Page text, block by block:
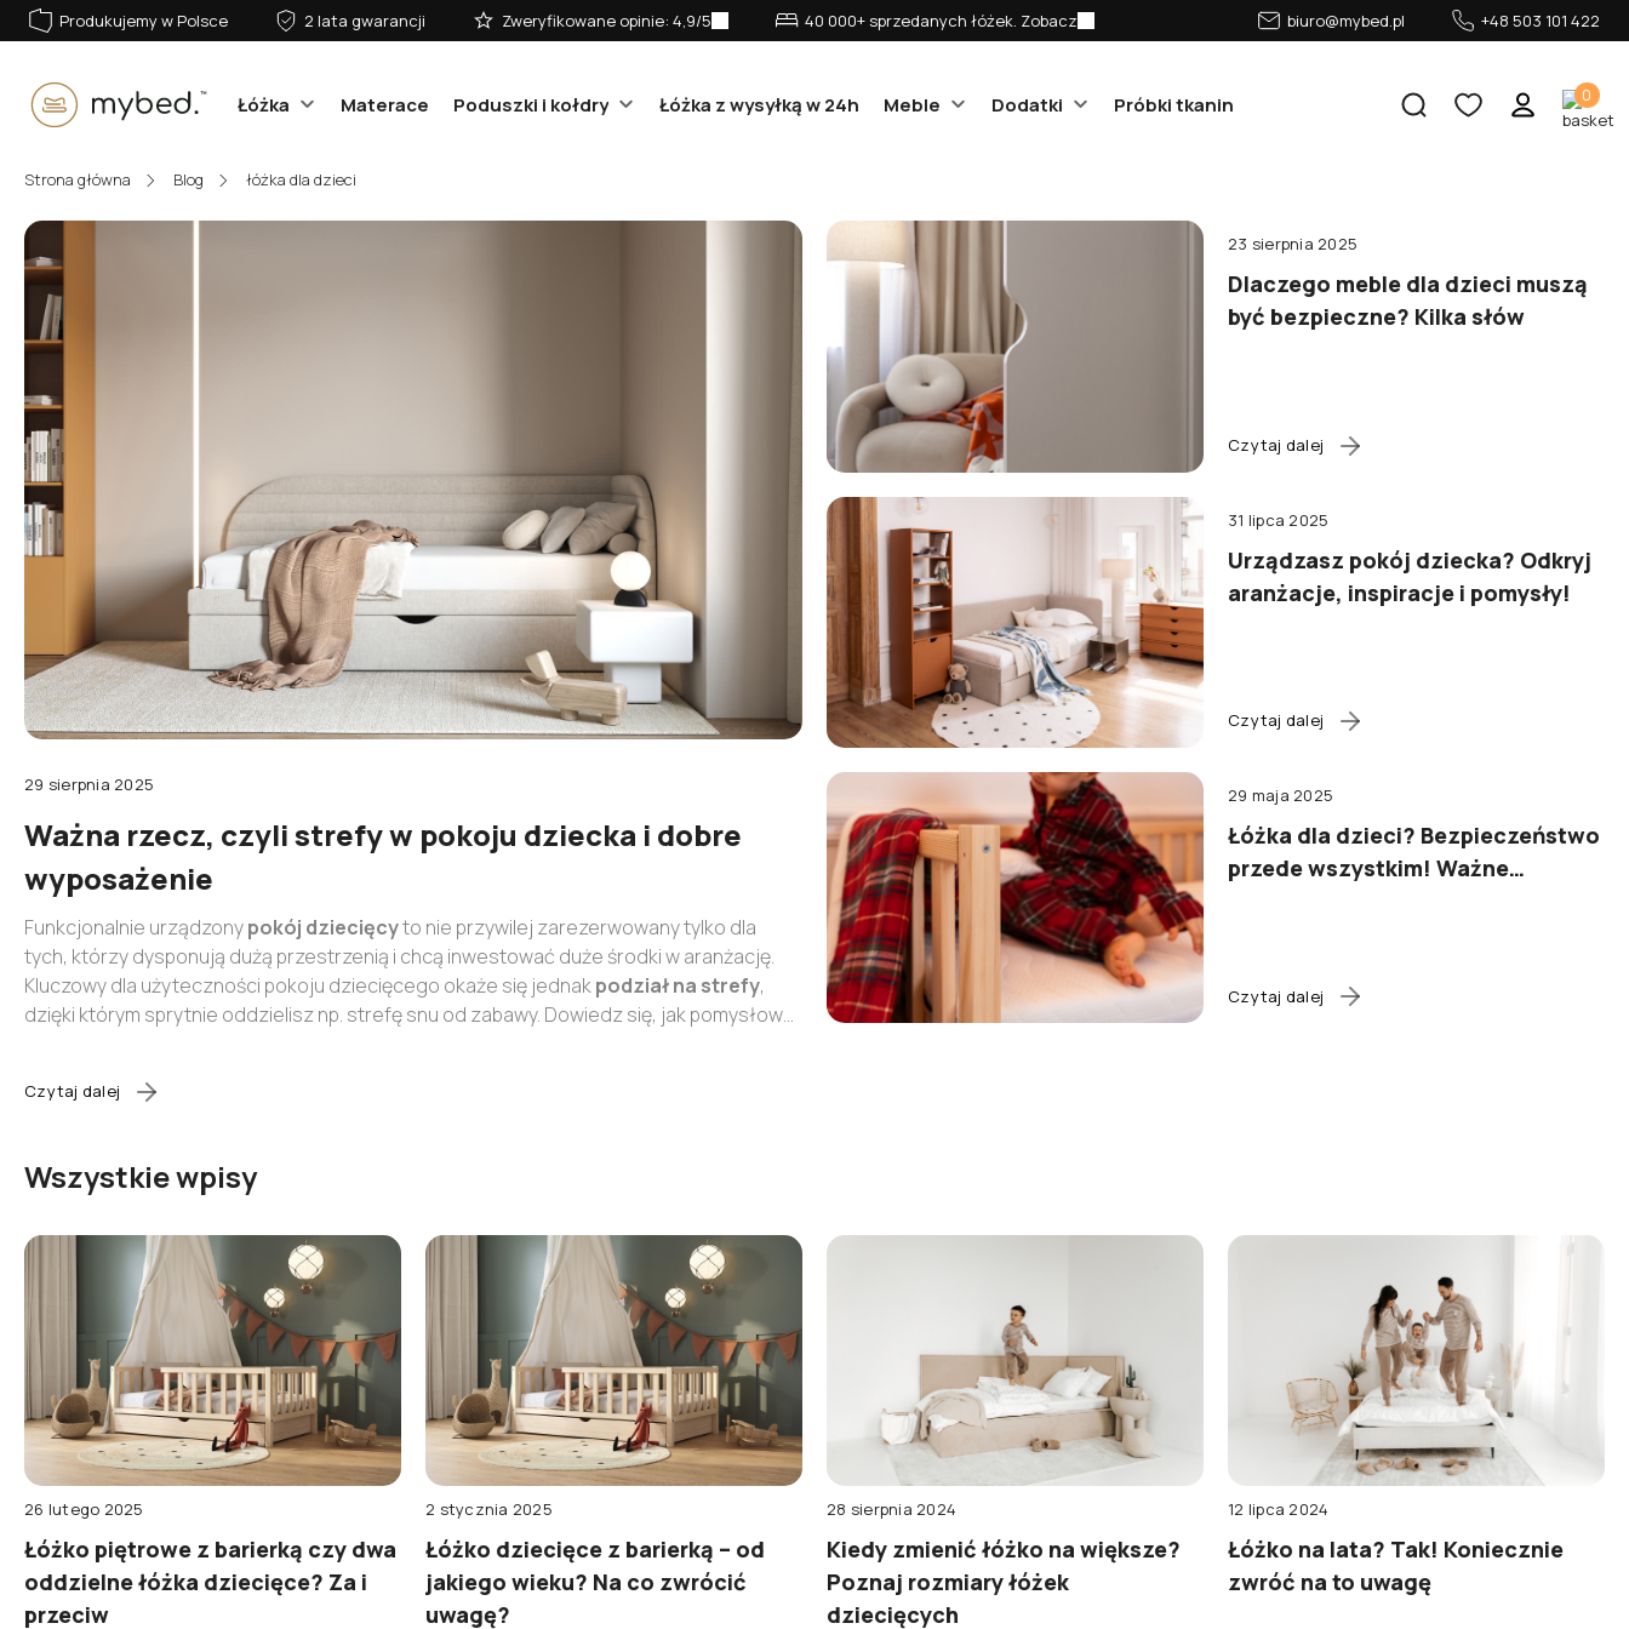
Produkujemy w Polsce 2 lata gwarancji Zweryfikowane opinie: 4,9/5 40 000+ sprzedanych łóżek. Zobacz biuro@mybed.pl +48 503 101 422
Łóżka Materace Poduszki i kołdry Łóżka z wysyłką w 24h Meble Dodatki Próbki tkanin 0
Strona główna Blog łóżka dla dzieci
E-mail:
Hasło:
lub zaloguj się przez:
Facebook Google
Nie masz jeszcze konta?
29 sierpnia 2025
Ważna rzecz, czyli strefy w pokoju dziecka i dobre
wyposażenie
Funkcjonalnie urządzonypokój dziecięcyto nie przywilej zarezerwowany tylko dla
tych, którzy dysponują dużą przestrzenią i chcą inwestować duże środki w aranżację.
Kluczowy dla użyteczności pokoju dziecięcego okaże się jednakpodział na strefy,
dzięki którym sprytnie oddzielisz np. strefę snu od zabawy. Dowiedz się, jak pomysłowo
Czytaj dalej
23 sierpnia 2025
Dlaczego meble dla dzieci muszą
być bezpieczne? Kilka słów
Czytaj dalej
31 lipca 2025
Urządzasz pokój dziecka? Odkryj
aranżacje, inspiracje i pomysły!
Czytaj dalej
29 maja 2025
Łóżka dla dzieci? Bezpieczeństwo
przede wszystkim! Ważne
Czytaj dalej
Wszystkie wpisy
26 lutego 2025
Łóżko piętrowe z barierką czy dwa
oddzielne łóżka dziecięce? Za i
przeciw
2 stycznia 2025
Łóżko dziecięce z barierką – od
jakiego wieku? Na co zwrócić
uwagę?
28 sierpnia 2024
Kiedy zmienić łóżko na większe?
Poznaj rozmiary łóżek
dziecięcych
12 lipca 2024
Łóżko na lata? Tak! Koniecznie
zwróć na to uwagę